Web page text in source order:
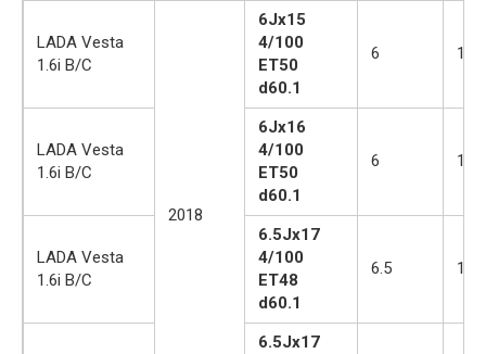
LADA Vesta
1.6i B/C
2018
6Jx15
4/100
ET50
d60.1
6 15
LADA Vesta
1.6i B/C
6Jx16
4/100
ET50
d60.1
6 16
LADA Vesta
1.6i B/C
6.5Jx17
4/100
ET48
d60.1
6.5 17
6.5Jx17